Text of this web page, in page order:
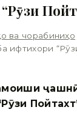
ва чорабиниҳо
ифтихори